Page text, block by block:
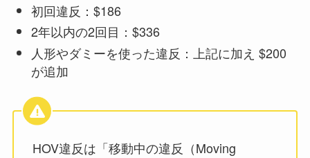
初回違反：$186
2年以内の2回目：$336
人形やダミーを使った違反：上記に加え $200
が追加
HOV違反は「移動中の違反（Moving